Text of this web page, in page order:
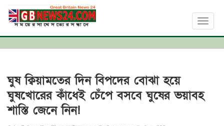
Toggle
ঘুষ ক্বিয়ামতের দিন বিপদের বোঝা হয়ে
ঘুষখোরের কাঁধেই চেঁপে বসবে ঘুষের ভয়াবহ
শাস্তি জেনে নিন!